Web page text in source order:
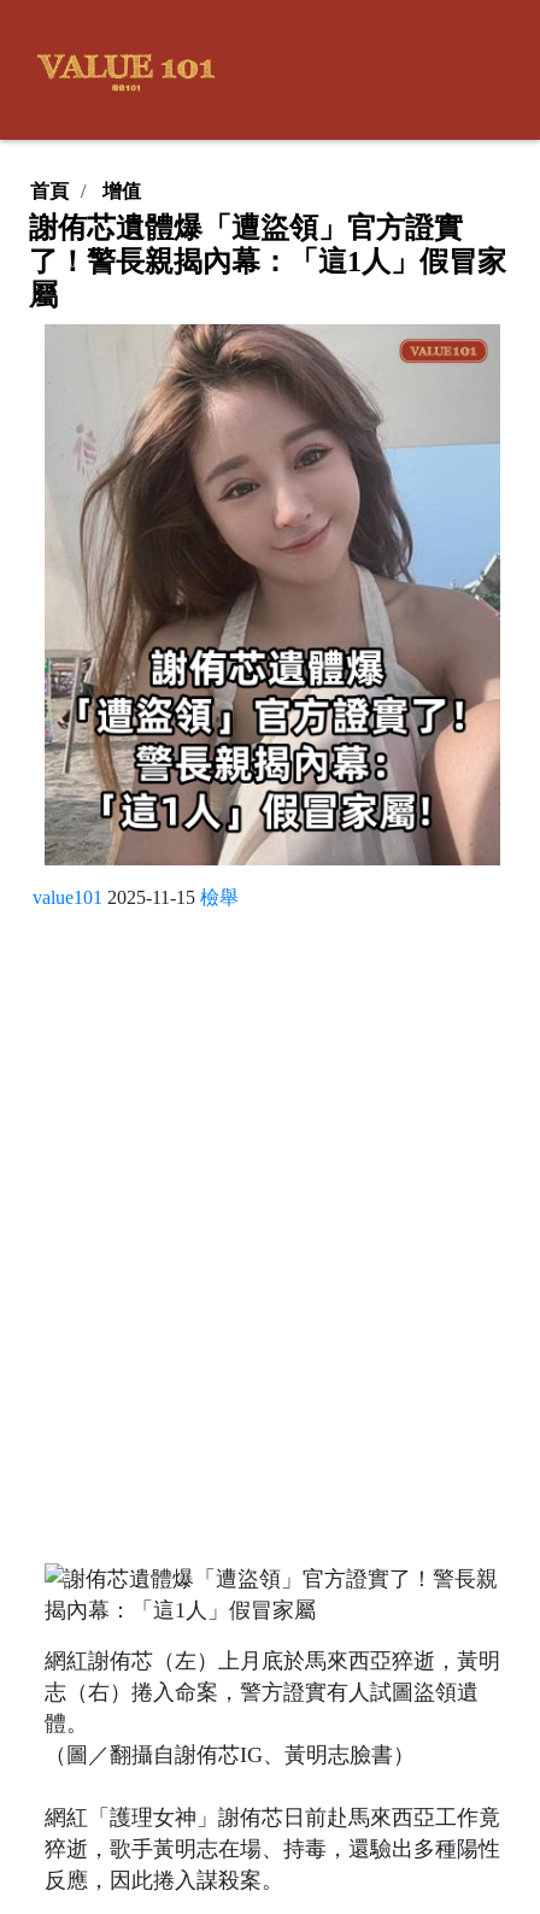
首頁 增值
謝侑芯遺體爆「遭盜領」官方證實
了！警長親揭內幕：「這1人」假冒家
屬
value101 2025-11-15 檢舉
網紅謝侑芯（左）上月底於馬來西亞猝逝，黃明
志（右）捲入命案，警方證實有人試圖盜領遺
體。
（圖／翻攝自謝侑芯IG、黃明志臉書）
網紅「護理女神」謝侑芯日前赴馬來西亞工作竟
猝逝，歌手黃明志在場、持毒，還驗出多種陽性
反應，因此捲入謀殺案。